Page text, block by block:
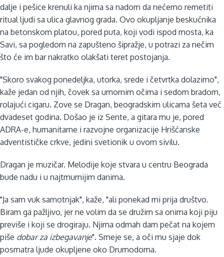
dalje i pešice krenuli ka njima sa nadom da nećemo remetiti
ritual ljudi sa ulica glavnog grada. Ovo okupljanje beskućnika
na betonskom platou, pored puta, koji vodi ispod mosta, ka
Savi, sa pogledom na zapušteno šipražje, u potrazi za nečim
što će im bar nakratko olakšati teret postojanja.
"Skoro svakog ponedeljka, utorka, srede i četvrtka dolazimo",
kaže jedan od njih, čovek sa umornim očima i sedom bradom,
rolajući cigaru. Zove se Dragan, beogradskim ulicama šeta već
dvadeset godina. Došao je iz Sente, a gitara mu je, pored
ADRA-e, humanitarne i razvojne organizacije Hrišćanske
adventističke crkve, jedini svetionik u ovom sivilu.
Dragan je muzičar. Melodije koje stvara u centru Beograda
bude nadu i u najtmurnijim danima.
"Ja sam vuk samotnjak", kaže, "ali ponekad mi prija društvo.
Biram ga pažljivo, jer ne volim da se družim sa onima koji piju
previše i koji se drogiraju. Njima odmah dam pečat na kojem
piše dobar za izbegavanje". Smeje se, a oči mu sjaje dok
posmatra ljude okupljene oko Drumodoma.